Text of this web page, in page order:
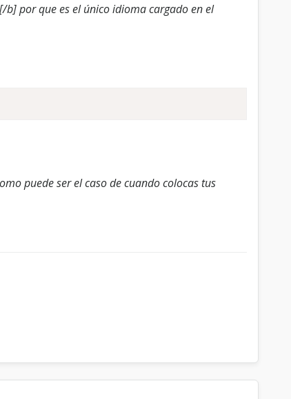
b] por que es el único idioma cargado en el
puede ser el caso de cuando colocas tus